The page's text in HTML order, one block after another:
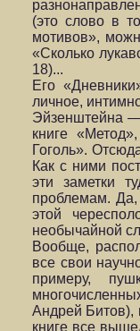
(это слово в
мотивов»,
«Сколько
18)...
Его
личное,
Эйзенштейна —
книге
Гоголь».
Как с ними
эти заметки
проблемам. Да,
этой
необычайной
Вообще,
все свои
примеру,
Андрей Битов),
книге все